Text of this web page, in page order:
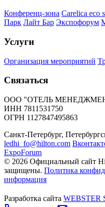
Конференц-зона Carelica eco
Парк Лайт Бар Экспофорум
Услуги
Организация мероприятий
Связаться
ООО "ОТЕЛЬ
ИНН 7811531750
ОГРН 1127847495863
Санкт-Петербург,
ledhi_fo@hilton.com
ExpoForum
© 2026 Официальный сайт
защищены. Политика
информация
Разработка сайта WEBSTER